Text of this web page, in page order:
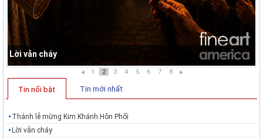
Lời vẫn cháy
1 2 3 4 5 6 7 8
Tin nổi bật Tin mới nhất
Thánh lễ mừng Kim Khánh Hôn Phối
Lời vẫn cháy